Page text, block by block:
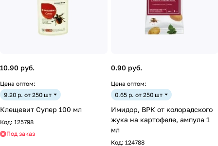
10.90 руб.
Цена оптом:
9.20 р. от 250 шт
Клещевит Супер 100 мл
Код: 125798
Под заказ
0.90 руб.
Цена оптом:
0.65 р. от 250 шт
Имидор, ВРК от колорадского
жука на картофеле, ампула 1
мл
Код: 124788